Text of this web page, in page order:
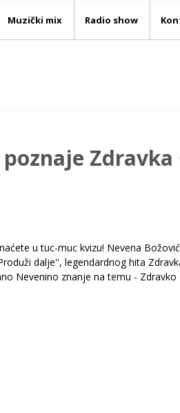
Muzički mix Radio show
Zdravka
u tuc-muc kvizu! Nevena
dalje'', legendardnog hita
Nevenino znanje na temu - Zdravko